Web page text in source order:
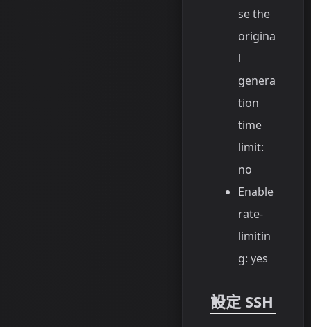
se the
origina
l
genera
tion
time
limit:
no
Enable
rate-
limitin
g: yes
設定 SSH